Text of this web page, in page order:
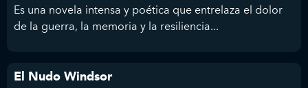
Es una novela intensa y poética que entrelaza el dolor
de la guerra, la memoria y la resiliencia...
El Nudo Windsor